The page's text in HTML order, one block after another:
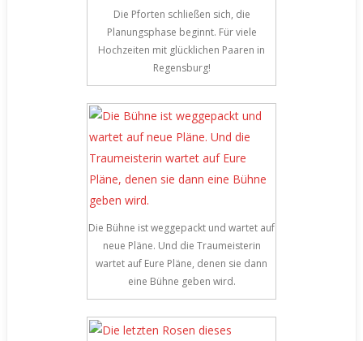
Die Pforten schließen sich, die
Planungsphase beginnt. Für viele
Hochzeiten mit glücklichen Paaren in
Regensburg!
Die Bühne ist weggepackt und wartet auf
neue Pläne. Und die Traumeisterin
wartet auf Eure Pläne, denen sie dann
eine Bühne geben wird.